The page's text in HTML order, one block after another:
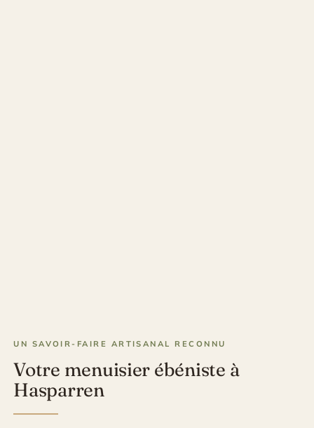
UN SAVOIR-FAIRE ARTISANAL RECONNU
Votre menuisier ébéniste à
Hasparren